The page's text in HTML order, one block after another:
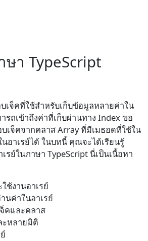
ษา TypeScript
เจ็คที่ใช้สำหรับเก็บข้อมูลหลายค่าใน
รถเข้าถึงค่าที่เก็บผ่านทาง Index ขอ
บเจ็คจากคลาส Array ที่มีเมธอดที่ใช้ใน
อาเรย์ได้ ในบทนี้ คุณจะได้เรียนรู้
รย์ในภาษา TypeScript นี่เป็นเนื้อหา
ช้งานอาเรย์
นค่าในอาเรย์
คและคลาส
ะหลายมิติ